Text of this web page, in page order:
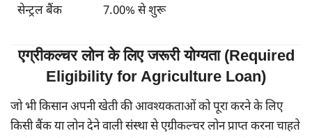
सेन्ट्रल बैंक 7.00% से शुरू
एग्रीकल्चर लोन के लिए जरूरी योग्यता (Required
Eligibility for Agriculture Loan)
जो भी किसान अपनी खेती की आवश्यकताओं को पूरा करने के लिए
किसी बैंक या लोन देने वाली संस्था से एग्रीकल्चर लोन प्राप्त करना चाहते